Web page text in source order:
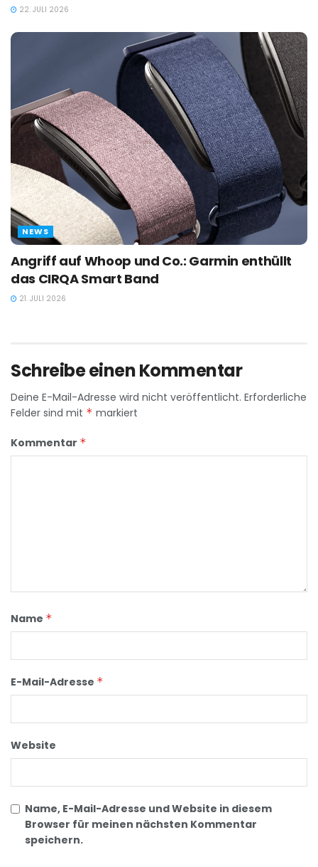
22. JULI 2026
NEWS
Angriff auf Whoop und Co.: Garmin enthüllt
das CIRQA Smart Band
21. JULI 2026
Schreibe einen Kommentar
Deine E-Mail-Adresse wird nicht veröffentlicht. Erforderliche
Felder sind mit * markiert
Kommentar *
Name *
E-Mail-Adresse *
Website
Name, E-Mail-Adresse und Website in diesem
Browser für meinen nächsten Kommentar
speichern.